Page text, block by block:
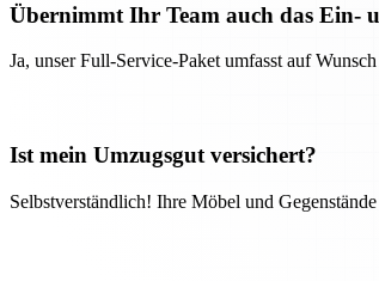
Übernimmt Ihr Team auch das Ein-
Ja, unser Full-Service-Paket umfasst auf
Ist mein Umzugsgut versichert?
Selbstverständlich! Ihre Möbel und